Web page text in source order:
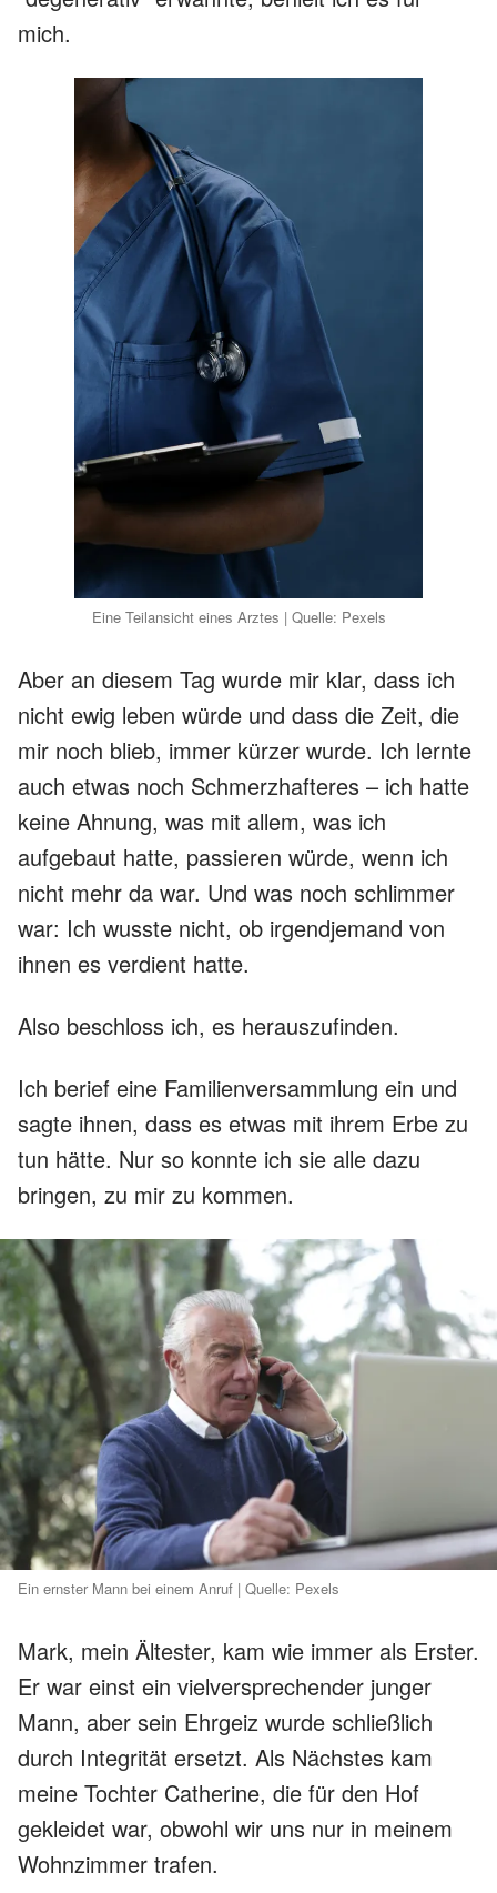
mich.
Eine Teilansicht eines Arztes | Quelle: Pexels
Aber an diesem Tag wurde mir klar, dass ich
nicht ewig leben würde und dass die Zeit, die
mir noch blieb, immer kürzer wurde. Ich lernte
auch etwas noch Schmerzhafteres – ich hatte
keine Ahnung, was mit allem, was ich
aufgebaut hatte, passieren würde, wenn ich
nicht mehr da war. Und was noch schlimmer
war: Ich wusste nicht, ob irgendjemand von
ihnen es verdient hatte.
Also beschloss ich, es herauszufinden.
Ich berief eine Familienversammlung ein und
sagte ihnen, dass es etwas mit ihrem Erbe zu
tun hätte. Nur so konnte ich sie alle dazu
bringen, zu mir zu kommen.
Ein ernster Mann bei einem Anruf | Quelle: Pexels
Mark, mein Ältester, kam wie immer als Erster.
Er war einst ein vielversprechender junger
Mann, aber sein Ehrgeiz wurde schließlich
durch Integrität ersetzt. Als Nächstes kam
meine Tochter Catherine, die für den Hof
gekleidet war, obwohl wir uns nur in meinem
Wohnzimmer trafen.